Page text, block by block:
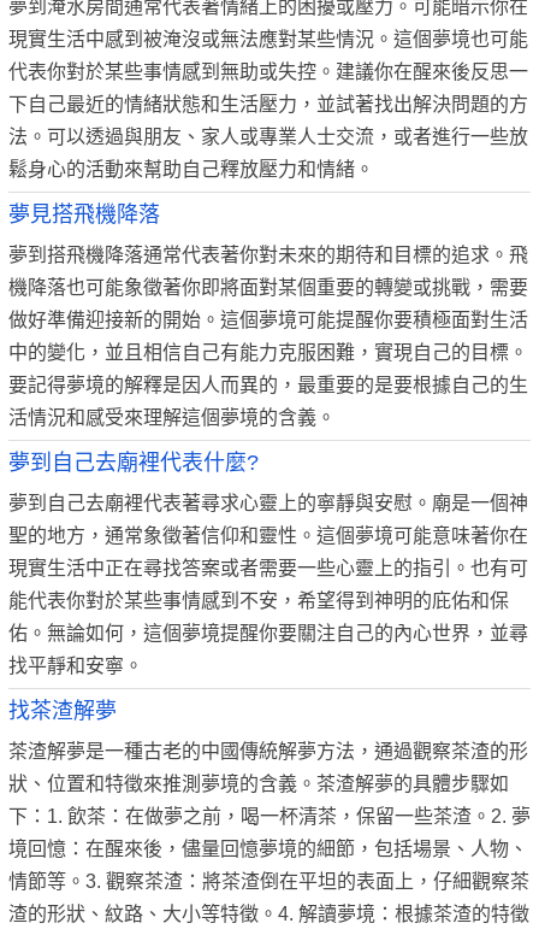
夢到淹水房間通常代表著情緒上的困擾或壓力。可能暗示你在
現實生活中感到被淹沒或無法應對某些情況。這個夢境也可能
代表你對於某些事情感到無助或失控。建議你在醒來後反思一
下自己最近的情緒狀態和生活壓力，並試著找出解決問題的方
法。可以透過與朋友、家人或專業人士交流，或者進行一些放
鬆身心的活動來幫助自己釋放壓力和情緒。
夢見搭飛機降落
夢到搭飛機降落通常代表著你對未來的期待和目標的追求。飛
機降落也可能象徵著你即將面對某個重要的轉變或挑戰，需要
做好準備迎接新的開始。這個夢境可能提醒你要積極面對生活
中的變化，並且相信自己有能力克服困難，實現自己的目標。
要記得夢境的解釋是因人而異的，最重要的是要根據自己的生
活情況和感受來理解這個夢境的含義。
夢到自己去廟裡代表什麼?
夢到自己去廟裡代表著尋求心靈上的寧靜與安慰。廟是一個神
聖的地方，通常象徵著信仰和靈性。這個夢境可能意味著你在
現實生活中正在尋找答案或者需要一些心靈上的指引。也有可
能代表你對於某些事情感到不安，希望得到神明的庇佑和保
佑。無論如何，這個夢境提醒你要關注自己的內心世界，並尋
找平靜和安寧。
找茶渣解夢
茶渣解夢是一種古老的中國傳統解夢方法，通過觀察茶渣的形
狀、位置和特徵來推測夢境的含義。茶渣解夢的具體步驟如
下：1. 飲茶：在做夢之前，喝一杯清茶，保留一些茶渣。2. 夢
境回憶：在醒來後，儘量回憶夢境的細節，包括場景、人物、
情節等。3. 觀察茶渣：將茶渣倒在平坦的表面上，仔細觀察茶
渣的形狀、紋路、大小等特徵。4. 解讀夢境：根據茶渣的特徵